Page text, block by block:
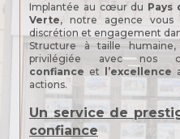
Implantée au cœur du Pays
Verte, notre agence vous
discrétion et engagement
Structure à taille
privilégiée avec nos
confiance et l’excellence
actions.
Un service de
confiance